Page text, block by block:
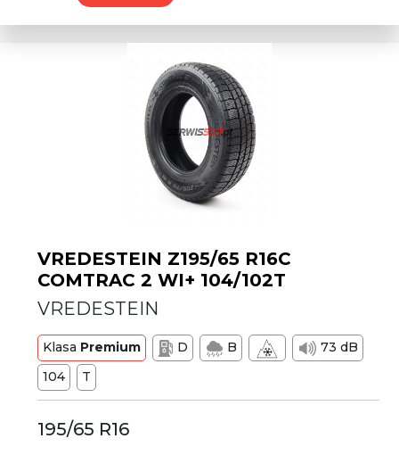
VREDESTEIN Z195/65 R16C
COMTRAC 2 WI+ 104/102T
VREDESTEIN
Klasa Premium D B
73 dB
104
T
195/65 R16